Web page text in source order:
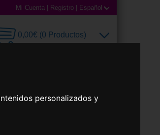
personalizados y
Mi Cuenta Registro Español
0,00€ (0 Productos)